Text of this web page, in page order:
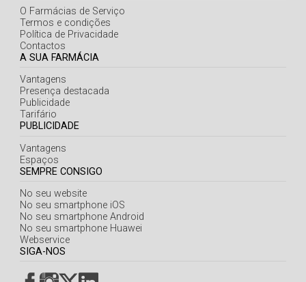
O Farmácias de Serviço
Termos e condições
Política de Privacidade
Contactos
A SUA FARMÁCIA
Vantagens
Presença destacada
Publicidade
Tarifário
PUBLICIDADE
Vantagens
Espaços
SEMPRE CONSIGO
No seu website
No seu smartphone iOS
No seu smartphone Android
No seu smartphone Huawei
Webservice
SIGA-NOS